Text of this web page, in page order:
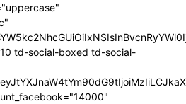
td-social-boxed td-social-